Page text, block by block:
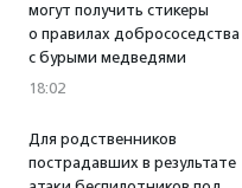
могут получить стикеры
о правилах добрососедства
с бурыми медведями
18:02
Для родственников
пострадавших в результате